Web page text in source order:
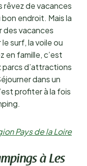
rêvez de vacances
endroit. Mais la
vacances
surf, la voile ou
en famille, c’est
parcs d’attractions
dans un
profiter à la fois
Pays de la Loire
à Les